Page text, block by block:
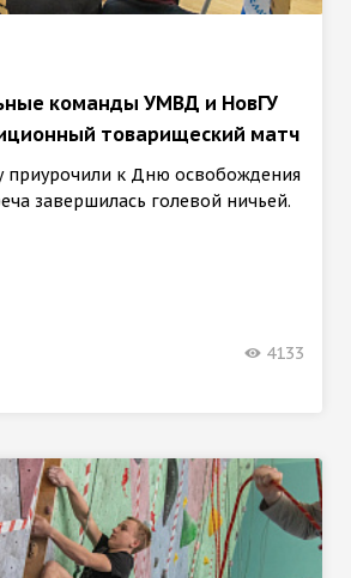
команды УМВД и НовГУ
товарищеский матч
приурочили к Дню освобождения
завершилась голевой ничьей.
4133